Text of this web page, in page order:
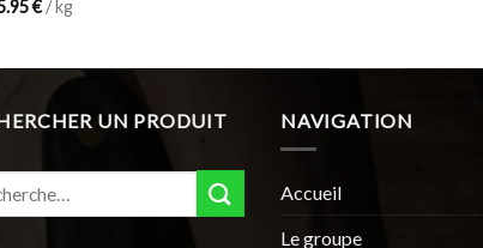
€/ kg
UN PRODUIT NAVIGATION
Accueil
Le groupe